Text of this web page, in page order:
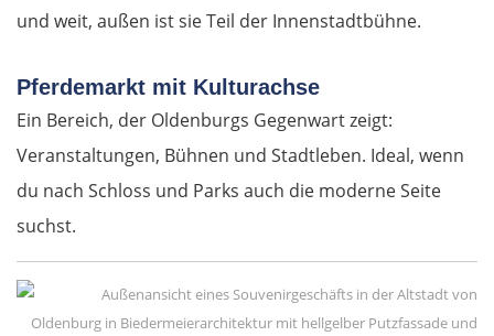
und weit, außen ist sie Teil der Innenstadtbühne.
Pferdemarkt mit Kulturachse
Ein Bereich, der Oldenburgs Gegenwart zeigt:
Veranstaltungen, Bühnen und Stadtleben. Ideal, wenn
du nach Schloss und Parks auch die moderne Seite
suchst.
Lübben
Spreewald
Senftenberg
Pirna
Sächsische Schweiz